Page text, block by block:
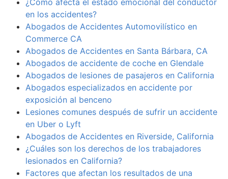
en los accidentes?
Abogados de Accidentes Automovilístico en
Commerce CA
Abogados de Accidentes en Santa Bárbara, CA
Abogados de accidente de coche en Glendale
Abogados de lesiones de pasajeros en California
Abogados especializados en accidente por
exposición al benceno
Lesiones comunes después de sufrir un accidente
en Uber o Lyft
Abogados de Accidentes en Riverside, California
¿Cuáles son los derechos de los trabajadores
lesionados en California?
Factores que afectan los resultados de una